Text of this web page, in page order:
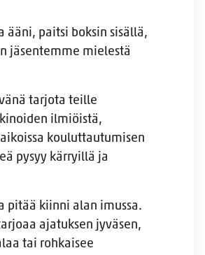
ääni, paitsi boksin sisällä,
jäsentemme mielestä
tarjota teille
ilmiöistä,
kouluttautumisen
pysyy kärryillä ja
pitää kiinni alan imussa.
ajatuksen jyväsen,
tai rohkaisee